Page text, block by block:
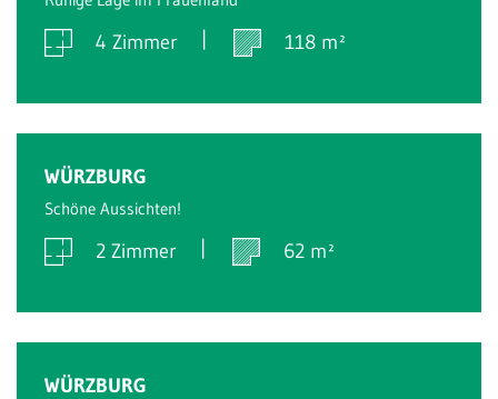
4 Zimmer 118 m²
WÜRZBURG
Schöne Aussichten!
2 Zimmer 62 m²
WÜRZBURG